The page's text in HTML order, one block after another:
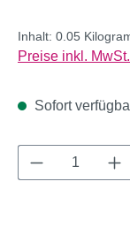
Inhalt: 0.05
Preise inkl.
Sofort
Produkt